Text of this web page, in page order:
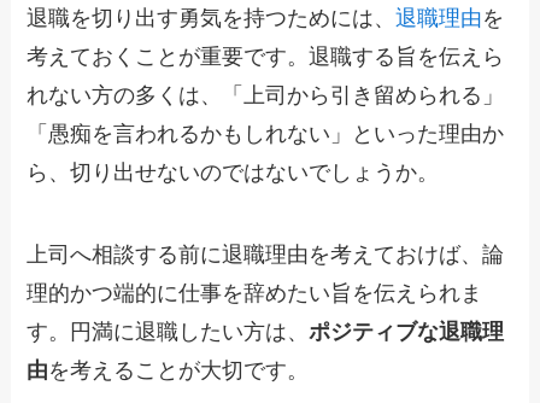
退職を切り出す勇気を持つためには、退職理由を
考えておくことが重要です。退職する旨を伝えら
れない方の多くは、「上司から引き留められる」
「愚痴を言われるかもしれない」といった理由か
ら、切り出せないのではないでしょうか。
上司へ相談する前に退職理由を考えておけば、論
理的かつ端的に仕事を辞めたい旨を伝えられま
す。円満に退職したい方は、ポジティブな退職理
由を考えることが大切です。